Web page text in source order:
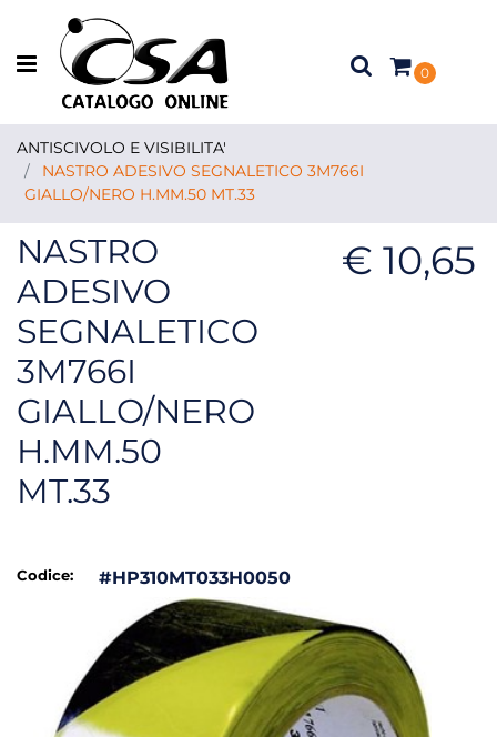
Open menu
0
ANTISCIVOLO E VISIBILITA'
NASTRO ADESIVO SEGNALETICO 3M766I
GIALLO/NERO H.MM.50 MT.33
NASTRO
ADESIVO
SEGNALETICO
3M766I
GIALLO/NERO
H.MM.50
MT.33
€ 10,65
Codice: #HP310MT033H0050